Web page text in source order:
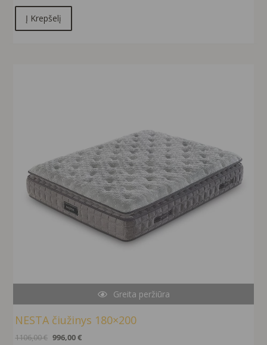
Į Krepšelį
Greita peržiūra
NESTA čiužinys 180×200
1106,00€ 996,00€